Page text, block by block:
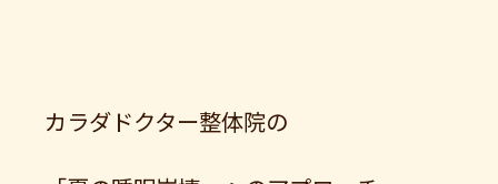
カラダドクター整体院の